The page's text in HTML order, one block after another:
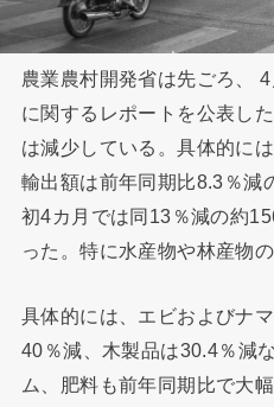
農業農村開発省は先ごろ、
に関するレポートを公表し
は減少している。具体的に
輸出額は前年同期比8.3％減
初4カ月では同13％減の約
った。特に水産物や林産物
具体的には、エビおよびナ
40％減、木製品は30.4％減
ム、肥料も前年同期比で大